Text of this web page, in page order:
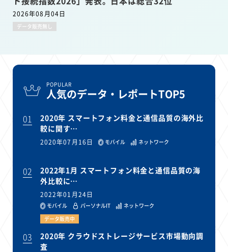
2026年08月04日
データ販売無し
POPULAR
人気のデータ・レポートTOP5
01
2020年 スマートフォン料金と通信品質の海外比
較に関す…
2020年07月16日 モバイル ネットワーク
02
2022年1月 スマートフォン料金と通信品質の海
外比較に…
2022年01月24日
モバイル パーソナルIT
ネットワーク
データ販売中
03
2020年 クラウドストレージサービス市場動向調
査